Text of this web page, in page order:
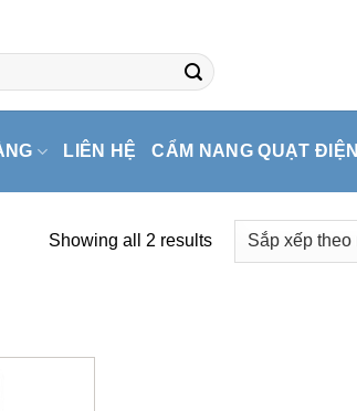
LIÊN HỆ CẨM NANG QUẠT ĐIỆN
Showing all 2 results